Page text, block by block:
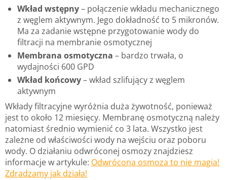
Wkład wstępny– połączenie wkładu mechanicznego
z węglem aktywnym. Jego dokładność to 5 mikronów.
Ma za zadanie wstępne przygotowanie wody do
filtracji na membranie osmotycznej
Membrana osmotyczna – bardzo trwała, o
wydajności 600 GPD
Wkład końcowy– wkład szlifujący z węglem
aktywnym
Wkłady filtracyjne wyróżnia duża żywotność, ponieważ
jest to około 12 miesięcy. Membranę osmotyczną należy
natomiast średnio wymienić co 3 lata. Wszystko jest
zależne od właściwości wody na wejściu oraz poboru
wody. O działaniu odwróconej osmozy znajdziesz
informacje w artykule: Odwrócona osmoza to nie magia!
Zdradzamy jak działa!